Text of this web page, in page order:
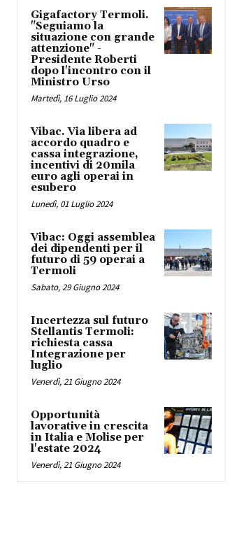
Gigafactory Termoli.
"Seguiamo la
situazione con grande
attenzione" -
Presidente Roberti
dopo l'incontro con il
Ministro Urso
Martedì, 16 Luglio 2024
Vibac. Via libera ad
accordo quadro e
cassa integrazione,
incentivi di 20mila
euro agli operai in
esubero
Lunedì, 01 Luglio 2024
Vibac: Oggi assemblea
dei dipendenti per il
futuro di 59 operai a
Termoli
Sabato, 29 Giugno 2024
Incertezza sul futuro
Stellantis Termoli:
richiesta cassa
Integrazione per
luglio
Venerdì, 21 Giugno 2024
Opportunità
lavorative in crescita
in Italia e Molise per
l'estate 2024
Venerdì, 21 Giugno 2024